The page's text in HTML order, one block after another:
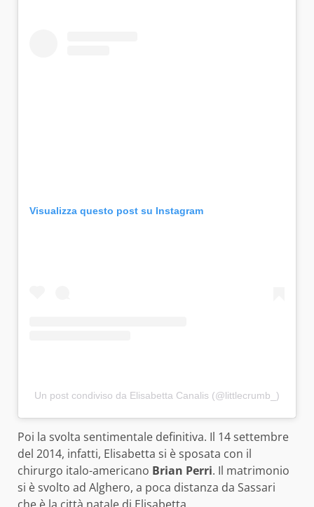
Visualizza questo post su Instagram
Un post condiviso da Elisabetta Canalis (@littlecrumb_)
Poi la svolta sentimentale definitiva. Il 14 settembre
del 2014, infatti, Elisabetta si è sposata con il
chirurgo italo-americano Brian Perri. Il matrimonio
si è svolto ad Alghero, a poca distanza da Sassari